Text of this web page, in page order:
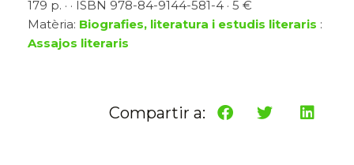
179 p. · · ISBN 978-84-9144-581-4 · 5 €
Matèria: Biografies, literatura i estudis literaris :
Assajos literaris
Compartir a: